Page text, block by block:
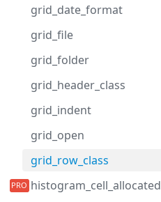
grid_date_format
grid_file
grid_folder
grid_header_class
grid_indent
grid_open
grid_row_class
histogram_cell_allocated